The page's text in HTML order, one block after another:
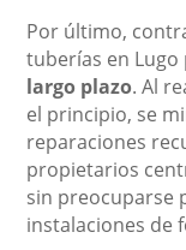
Por último,
tuberías en
largo plazo. Al
el principio, se
reparaciones
propietarios
sin preocuparse
instalaciones de